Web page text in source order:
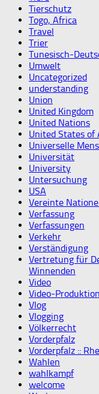
Tierschutz
Togo, Africa
Travel
Trier
Tunesisch-
Umwelt
Uncategorized
understanding
Union
United Kingdom
United Nations
United States of
Universelle
Universität
University
Untersuchung
USA
Vereinte
Verfassung
Verfassungen
Verkehr
Verständigung
Vertretung für
Winnenden
Video
Video-
Vlog
Vlogging
Völkerrecht
Vorderpfalz
Vorderpfalz ::
Wahlen
wahlkampf
welcome